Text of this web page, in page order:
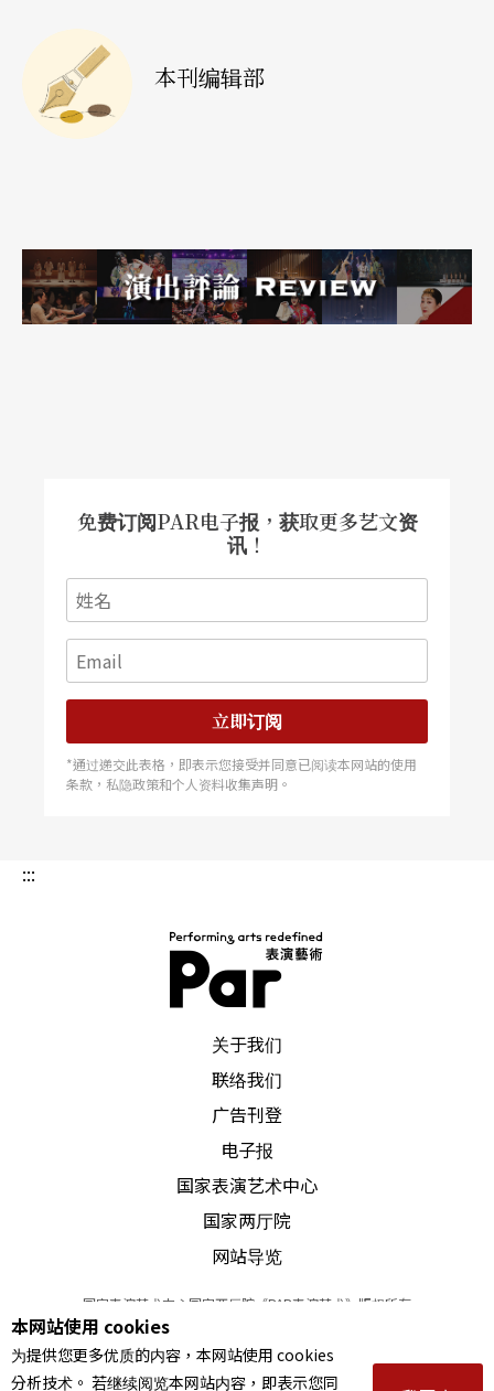
本刊编辑部
免费订阅PAR电子报，获取更多艺文资
讯！
立即订阅
*通过递交此表格，即表示您接受并同意已阅读本网站的使用
条款，私隐政策和个人资料收集声明。
:::
关于我们
联络我们
广告刊登
电子报
国家表演艺术中心
国家两厅院
网站导览
国家表演艺术中心国家两厅院《PAR表演艺术》版权所有
© 2022Performing arts redefined. All Rights Reserved
统一编号 Tax Id number 00973926
本站所提供相关演出资讯，如有异动应以主办单位公告为准。
本网站使用 cookies
为提供您更多优质的内容，本网站使用 cookies
分析技术。 若继续阅览本网站内容，即表示您同